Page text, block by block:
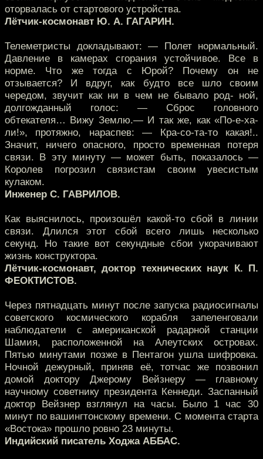
оторвалась от стартового устройства.
Лётчик-космонавт Ю. А. ГАГАРИН.
Телеметристы докладывают: — Полет нормальный.
Давление в камерах сгорания устойчивое. Все в
норме. Что же тогда с Юрой? Почему он не
отзывается? И вдруг, как будто все шло своим
чередом, звучит как ни в чем не бывало род- ной,
долгожданный голос: — Сброс головного
обтекателя… Вижу Землю.— И так же, как «По-е-ха-
ли!», протяжно, нараспев: — Кра-со-та-то какая!..
Значит, ничего опасного, просто временная потеря
связи. В эту минуту — может быть, показалось —
Королев погрозил связистам своим увесистым
кулаком.
Инженер С. ГАВРИЛОВ.
Как выяснилось, произошёл какой-то сбой в линии
связи. Длился этот сбой всего лишь несколько
секунд. Но такие вот секундные сбои укорачивают
жизнь конструктора.
Лётчик-космонавт, доктор технических наук К. П.
ФЕОКТИСТОВ.
Через пятнадцать минут после запуска радиосигналы
советского космического корабля запеленговали
наблюдатели с американской радарной станции
Шамия, расположенной на Алеутских островах.
Пятью минутами позже в Пентагон ушла шифровка.
Ночной дежурный, приняв её, тотчас же позвонил
домой доктору Джерому Вейзнеру — главному
научному советнику президента Кеннеди. Заспанный
доктор Вейзнер взглянул на часы. Было 1 час 30
минут по вашингтонскому времени. С момента старта
«Востока» прошло ровно 23 минуты.
Индийский писатель Ходжа АББАС.